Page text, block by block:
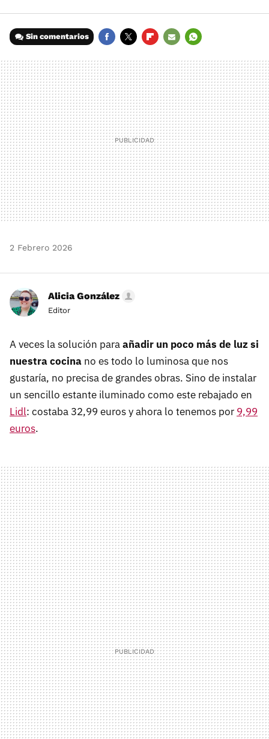
Sin comentarios
MAIL
2 Febrero 2026
Alicia González
Editor
A veces la solución paraañadir un poco más de luz si
nuestra cocina no es todo lo luminosa que nos
gustaría, no precisa de grandes obras. Sino de instalar
un sencillo estante iluminado como este rebajado en
Lidl: costaba 32,99 euros y ahora lo tenemos por 9,99
euros.